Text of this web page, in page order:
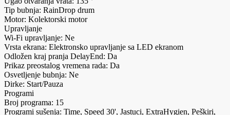
Tip bubnja: RainDrop drum
Motor: Kolektorski motor
Upravljanje
Wi-Fi upravljanje: Ne
Vrsta ekrana: Elektronsko upravljanje sa LED ekranom
Odložen kraj pranja DelayEnd: Da
Prikaz preostalog vremena rada: Da
Osvetljenje bubnja: Ne
Dirke: Start/Pauza
Programi
Broj programa: 15
Programi sušenja: Time, Speed 30', Jastuci, ExtraHygien, Peškiri,